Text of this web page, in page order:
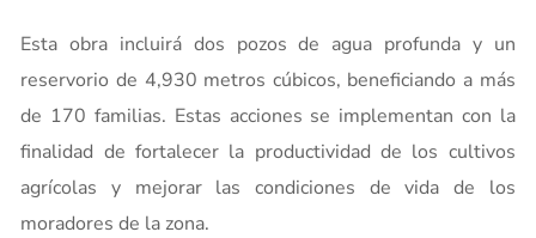
Esta obra incluirá dos pozos de agua profunda y un
reservorio de 4,930 metros cúbicos, beneficiando a más
de 170 familias. Estas acciones se implementan con la
finalidad de fortalecer la productividad de los cultivos
agrícolas y mejorar las condiciones de vida de los
moradores de la zona.